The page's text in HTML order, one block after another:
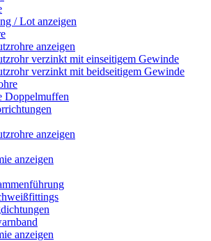
/ Lot anzeigen
anzeigen
verzinkt mit einseitigem Gewinde
verzinkt mit beidseitigem Gewinde
Doppelmuffen
anzeigen
anzeigen
anzeigen